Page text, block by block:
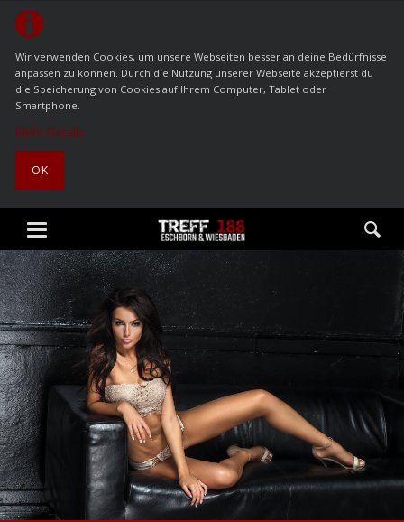
Wir verwenden Cookies, um unsere Webseiten besser an deine Bedürfnisse
anpassen zu können. Durch die Nutzung unserer Webseite akzeptierst du
die Speicherung von Cookies auf Ihrem Computer, Tablet oder
Smartphone.
Mehr Details
OK